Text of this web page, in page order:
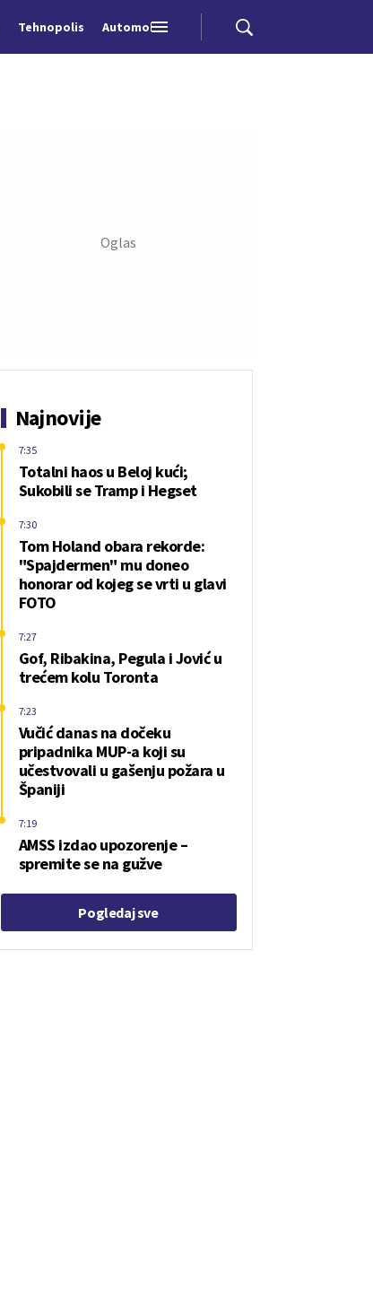
Tehnopolis Automobili
Najnovije
Totalni haos u Beloj kući;
Sukobili se Tramp i Hegset
7:35
Tom Holand obara rekorde:
"Spajdermen" mu doneo
honorar od kojeg se vrti u glavi
FOTO
7:30
Gof, Ribakina, Pegula i Jović u
trećem kolu Toronta
7:27
Vučić danas na dočeku
pripadnika MUP-a koji su
učestvovali u gašenju požara u
Španiji
7:23
AMSS izdao upozorenje –
spremite se na gužve
7:19
Pogledaj sve